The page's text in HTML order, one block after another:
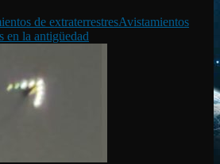
de extraterrestresAvistamientos
en la antigüedad